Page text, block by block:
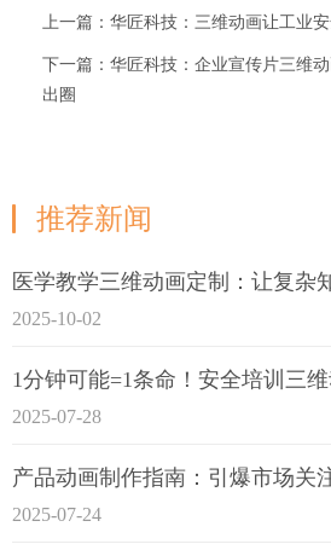
上一篇：华匠科技：三维动画让工业
下一篇：华匠科技：企业宣传片三维
出圈
推荐新闻
医学教学三维动画定制：让复杂
2025-10-02
2025-07-28
产品动画制作指南：引爆市场关
2025-07-24